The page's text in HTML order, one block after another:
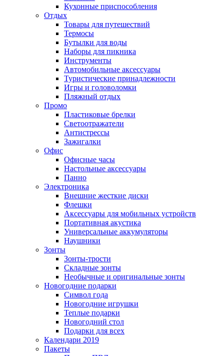
Кухонные приспособления
Отдых
Товары для путешествий
Термосы
Бутылки для воды
Наборы для пикника
Инструменты
Автомобильные аксессуары
Туристические принадлежности
Игры и головоломки
Пляжный отдых
Промо
Пластиковые брелки
Светоотражатели
Антистрессы
Зажигалки
Офис
Офисные часы
Настольные аксессуары
Панно
Электроника
Внешние жесткие диски
Флешки
Аксессуары для мобильных устройств
Портативная акустика
Универсальные аккумуляторы
Наушники
Зонты
Зонты-трости
Складные зонты
Необычные и оригинальные зонты
Новогодние подарки
Символ года
Новогодние игрушки
Теплые подарки
Новогодний стол
Подарки для всех
Календари 2019
Пакеты